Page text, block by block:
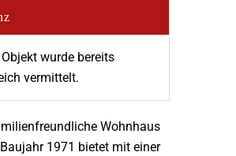
Objekt wurde bereits
vermittelt.
Wohnhaus
1971 bietet mit einer